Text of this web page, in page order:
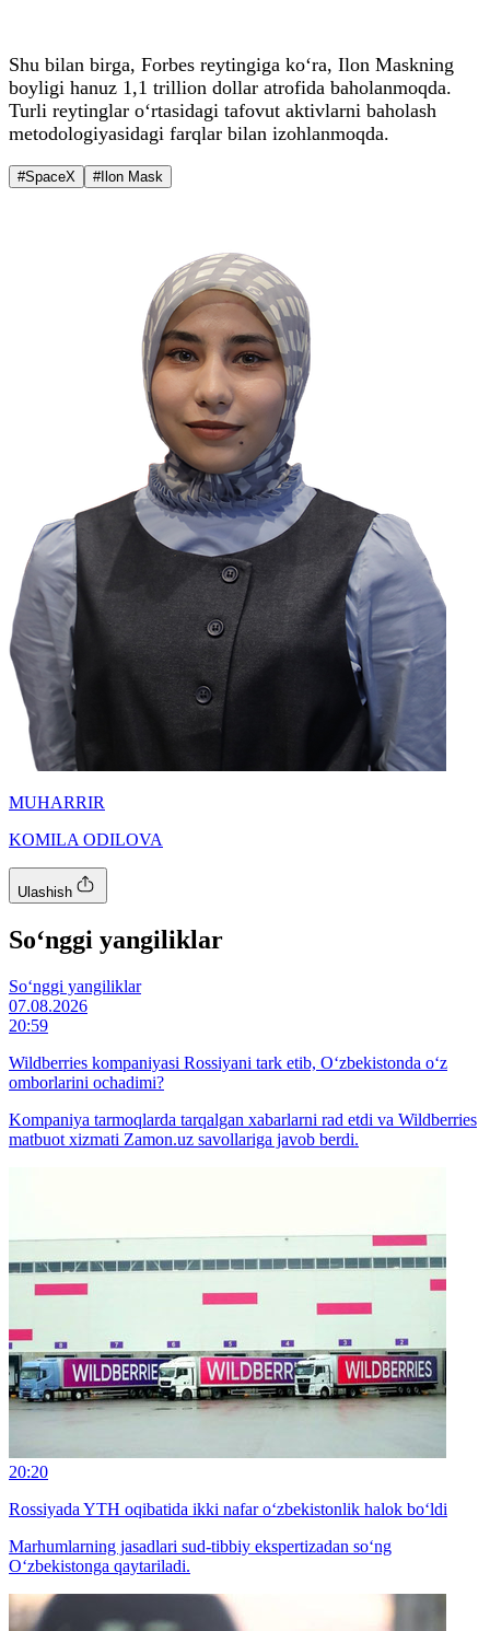
Shu bilan birga, Forbes reytingiga ko‘ra, Ilon Maskning
boyligi hanuz 1,1 trillion dollar atrofida baholanmoqda.
Turli reytinglar o‘rtasidagi tafovut aktivlarni baholash
metodologiyasidagi farqlar bilan izohlanmoqda.
#SpaceX #Ilon Mask
MUHARRIR
KOMILA ODILOVA
Ulashish
So‘nggi yangiliklar
So‘nggi yangiliklar
07.08.2026
20:59
Wildberries kompaniyasi Rossiyani tark etib, O‘zbekistonda o‘z
omborlarini ochadimi?
Kompaniya tarmoqlarda tarqalgan xabarlarni rad etdi va Wildberries
matbuot xizmati Zamon.uz savollariga javob berdi.
20:20
Rossiyada YTH oqibatida ikki nafar o‘zbekistonlik halok bo‘ldi
Marhumlarning jasadlari sud-tibbiy ekspertizadan so‘ng
O‘zbekistonga qaytariladi.